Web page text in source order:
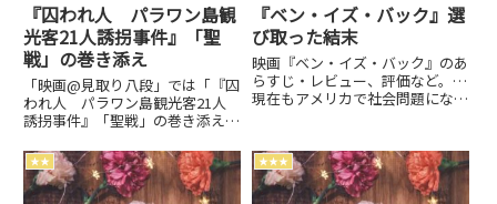
『囚われ人 パラワン島観
光客21人誘拐事件』「聖
戦」の巻き添え
「映画@見取り八段」では「『囚
われ人 パラワン島観光客21人
誘拐事件』「聖戦」の巻き添え」
ャストなどの情報をお届けしてい
ます。劇場上映中作品のネタバレ
感想は別枠で表記。
『ベン・イズ・バック』選
び取った結末
映画『ベン・イズ・バック』のあ
らすじ・レビュー、評価など。…
現在もアメリカで社会問題になっ
ャスト: ジュリア・ロバーツ、
ルーカス・ヘッジズ、…
★★ ★★★